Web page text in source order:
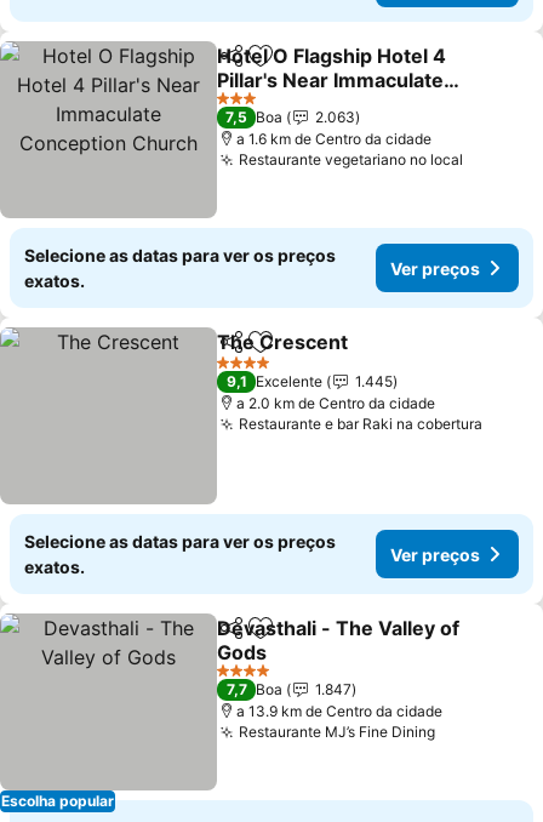
PartilharAdicionar aos favoritos
Hotel O Flagship Hotel 4
Pillar's Near Immaculate
Conception Church
3 Estrelas
7,5 Boa
2.063
a 1.6 km de Centro da cidade
Restaurante vegetariano no local
Selecione as datas para ver os preços
exatos.
Ver preços
PartilharAdicionar aos favoritos
The Crescent
4 Estrelas
9,1 Excelente
1.445
a 2.0 km de Centro da cidade
Restaurante e bar Raki na cobertura
Selecione as datas para ver os preços
exatos.
Ver preços
Escolha popular
PartilharAdicionar aos favoritos
Devasthali - The Valley of
Gods
4 Estrelas
7,7 Boa
1.847
a 13.9 km de Centro da cidade
Restaurante MJ’s Fine Dining